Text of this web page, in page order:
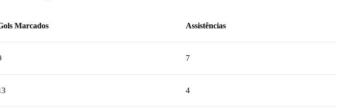
Marcados Assistências
7
4